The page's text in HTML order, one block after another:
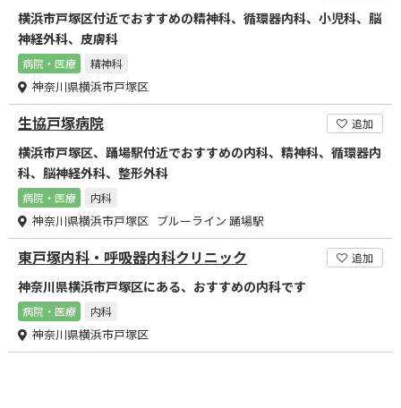
横浜市戸塚区付近でおすすめの精神科、循環器内科、小児科、脳
神経外科、皮膚科
病院・医療 精神科
神奈川県横浜市戸塚区
生協戸塚病院 追加
横浜市戸塚区、踊場駅付近でおすすめの内科、精神科、循環器内
科、脳神経外科、整形外科
病院・医療 内科
神奈川県横浜市戸塚区 ブルーライン 踊場駅
東戸塚内科・呼吸器内科クリニック 追加
神奈川県横浜市戸塚区にある、おすすめの内科です
病院・医療 内科
神奈川県横浜市戸塚区